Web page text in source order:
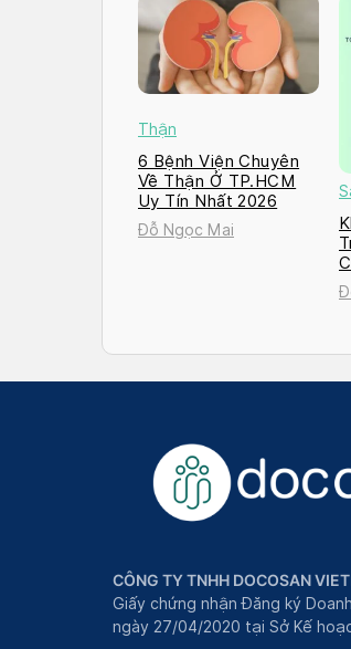
Thận
6 Bệnh Viện Chuyên
Về Thận Ở TP.HCM
Uy Tín Nhất 2026
Đỗ Ngọc Mai
CÔNG TY TNHH DOCOSAN
Giấy chứng nhận Đăng ký
ngày 27/04/2020 tại Sở Kế